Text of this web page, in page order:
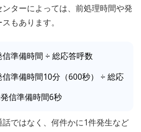
ターによっては、前処理時間や発
もあります。
信準備時間 ÷ 総応答呼数
信準備時間10分（600秒） ÷ 総応
信準備時間6秒
ではなく、何件かに1件発生など